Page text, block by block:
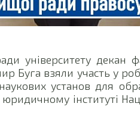
університету декан
Буга взяли участь у
установ для
інституті